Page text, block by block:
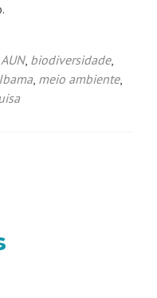
AUN, biodiversidade,
Ibama, meio ambiente,